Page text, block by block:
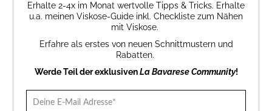
Erhalte 2-4x im Monat wertvolle Tipps & Tricks. Erhalte
u.a. meinen Viskose-Guide inkl. Checkliste zum Nähen
mit Viskose.
Erfahre als erstes von neuen Schnittmustern und
Rabatten.
Werde Teil der exklusivenLa Bavarese Community!